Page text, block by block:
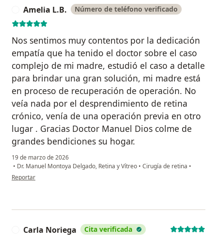
Amelia L.B. Número de teléfono verificado
Nos sentimos muy contentos por la dedicación
empatía que ha tenido el doctor sobre el caso
complejo de mi madre, estudió el caso a detalle
para brindar una gran solución, mi madre está
en proceso de recuperación de operación. No
veía nada por el desprendimiento de retina
crónico, venía de una operación previa en otro
lugar . Gracias Doctor Manuel Dios colme de
grandes bendiciones su hogar.
19 de marzo de 2026
• Dr. Manuel Montoya Delgado, Retina y Vítreo • Cirugía de retina •
en opinión del usuario Amelia L.B.
Reportar
Carla Noriega Cita verificada